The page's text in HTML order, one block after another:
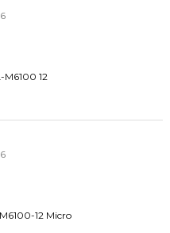
12
12 Micro